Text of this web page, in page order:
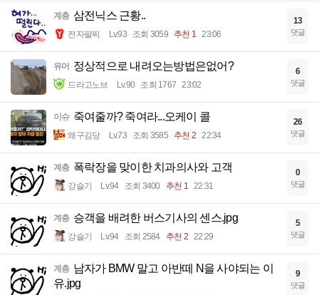
계층 삼전닉스 근황..
전자팔찌 Lv.93 조회 3059 추천 1 23:06
13
댓글
유머 정상적으로 내려오는방법은없어?
드라고노브 Lv.90 조회 1767 23:02
6
댓글
이슈 죽여줄까? 죽여라...오케이 콜
왜구김당 Lv.73 조회 3585 추천 2 22:34
26
댓글
계층 폭락장을 맞이한 치과의사와 고객
강슬기 Lv.94 조회 3400 추천 1 22:31
0
댓글
계층 승객을 배려한 버스기사의 센스.jpg
강슬기 Lv.94 조회 2584 추천 2 22:29
5
댓글
계층 남자가 BMW 말고 아반떼 N을 사야되는 이
유.jpg
9
댓글